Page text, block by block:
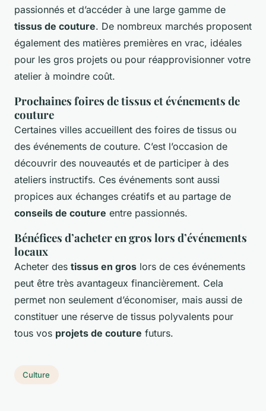
passionnés et d’accéder à une large gamme de
tissus de couture. De nombreux marchés proposent
également des matières premières en vrac, idéales
pour les gros projets ou pour réapprovisionner votre
atelier à moindre coût.
Prochaines foires de tissus et événements de
couture
Certaines villes accueillent des foires de tissus ou
des événements de couture. C’est l’occasion de
découvrir des nouveautés et de participer à des
ateliers instructifs. Ces événements sont aussi
propices aux échanges créatifs et au partage de
conseils de couture entre passionnés.
Bénéfices d’acheter en gros lors d’événements
locaux
Acheter des tissus en gros lors de ces événements
peut être très avantageux financièrement. Cela
permet non seulement d’économiser, mais aussi de
constituer une réserve de tissus polyvalents pour
tous vos projets de couture futurs.
Culture